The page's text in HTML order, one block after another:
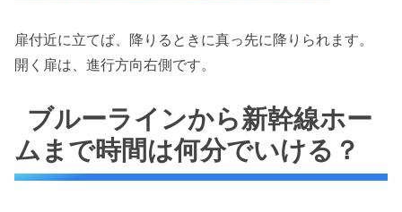
扉付近に立てば、降りるときに真っ先に降りられます。
開く扉は、進行方向右側です。
ブルーラインから新幹線ホー
ムまで時間は何分でいける？